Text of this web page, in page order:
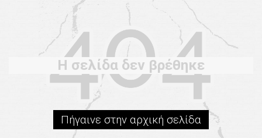
Η σελίδα δεν βρέθηκε
Πήγαινε στην αρχική σελίδα